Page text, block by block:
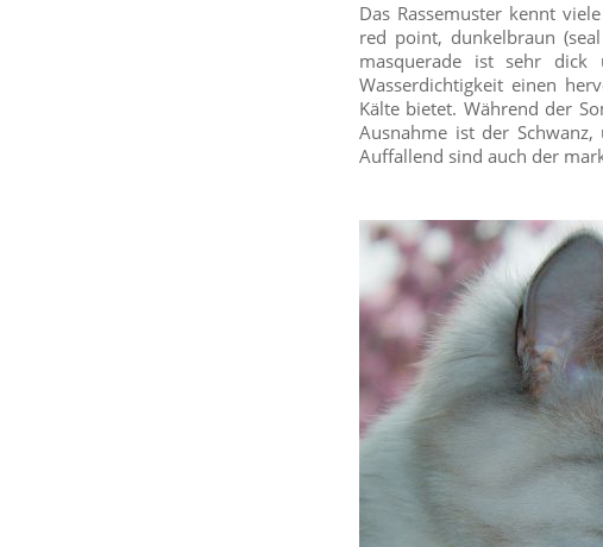
Das Rassemuster kennt
red point, dunkelbraun
masquerade ist sehr
Wasserdichtigkeit einen
Kälte bietet. Während der
Ausnahme ist der
Auffallend sind auch der